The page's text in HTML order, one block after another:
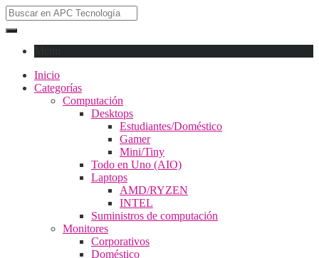
Inicio
Categorías
Computación
Desktops
Estudiantes/Doméstico
Gamer
Mini/Tiny
Todo en Uno (AIO)
Laptops
AMD/RYZEN
INTEL
Suministros de computación
Monitores
Corporativos
Doméstico